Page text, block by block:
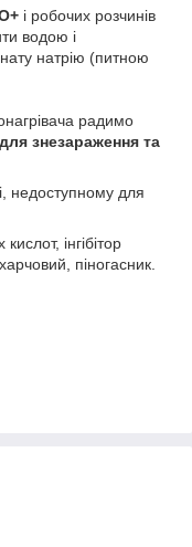
і робочих розчинів
водою і
натрію (питною
радимо
знезараження та
недоступному для
інгібітор
піногасник.